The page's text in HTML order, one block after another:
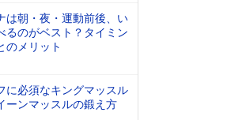
は朝・夜・運動前後、い
るのがベスト？タイミン
のメリット
に必須なキングマッスル
ーンマッスルの鍛え方